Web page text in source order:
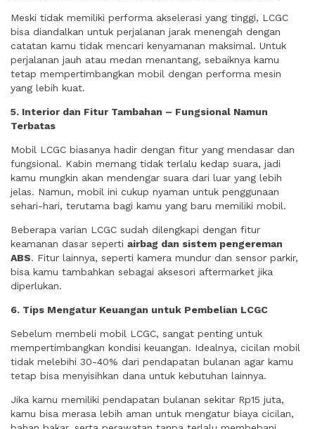
Meski tidak memiliki performa akselerasi yang tinggi, LCGC
bisa diandalkan untuk perjalanan jarak menengah dengan
catatan kamu tidak mencari kenyamanan maksimal. Untuk
perjalanan jauh atau medan menantang, sebaiknya kamu
tetap mempertimbangkan mobil dengan performa mesin
yang lebih kuat.
5. Interior dan Fitur Tambahan – Fungsional Namun
Terbatas
Mobil LCGC biasanya hadir dengan fitur yang mendasar dan
fungsional. Kabin memang tidak terlalu kedap suara, jadi
kamu mungkin akan mendengar suara dari luar yang lebih
jelas. Namun, mobil ini cukup nyaman untuk penggunaan
sehari-hari, terutama bagi kamu yang baru memiliki mobil.
Beberapa varian LCGC sudah dilengkapi dengan fitur
keamanan dasar seperti airbag dan sistem pengereman
ABS. Fitur lainnya, seperti kamera mundur dan sensor parkir,
bisa kamu tambahkan sebagai aksesori aftermarket jika
diperlukan.
6. Tips Mengatur Keuangan untuk Pembelian LCGC
Sebelum membeli mobil LCGC, sangat penting untuk
mempertimbangkan kondisi keuangan. Idealnya, cicilan mobil
tidak melebihi 30-40% dari pendapatan bulanan agar kamu
tetap bisa menyisihkan dana untuk kebutuhan lainnya.
Jika kamu memiliki pendapatan bulanan sekitar Rp15 juta,
kamu bisa merasa lebih aman untuk mengatur biaya cicilan,